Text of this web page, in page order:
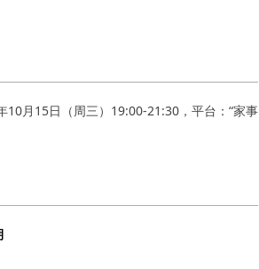
月15日（周三）19:00-21:30，平台：“家事